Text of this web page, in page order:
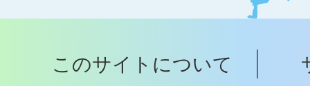
ッ
へ
このサイトについて